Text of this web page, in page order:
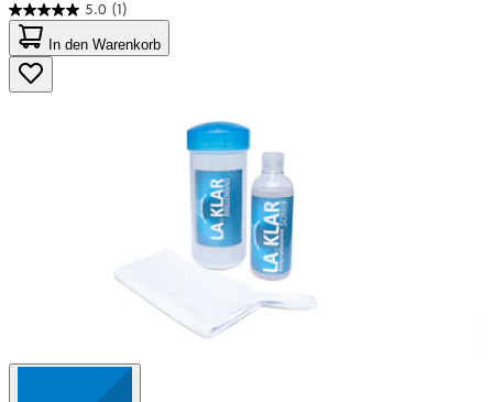
5.0 (1)
5.0
von
5
Sternen.
1
In den Warenkorb